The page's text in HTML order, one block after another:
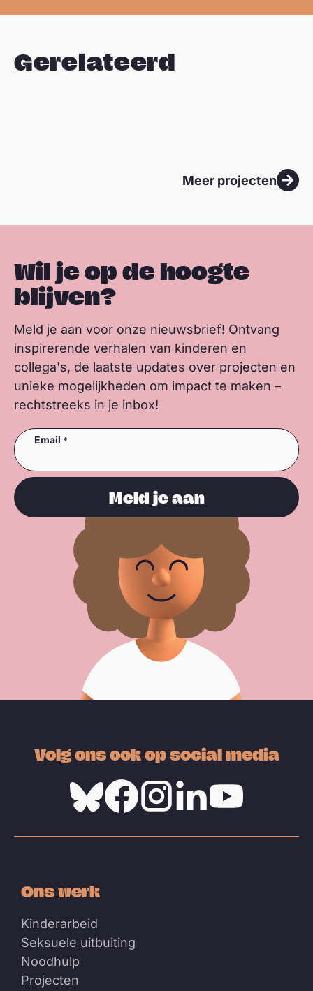
Gerelateerd
Meer projecten
Wil je op de hoogte
blijven?
Meld je aan voor onze nieuwsbrief! Ontvang
inspirerende verhalen van kinderen en
collega's, de laatste updates over projecten en
unieke mogelijkheden om impact te maken –
rechtstreeks in je inbox!
Email
Meld je aan
Volg ons ook op social media
Ons werk
Kinderarbeid
Seksuele uitbuiting
Noodhulp
Projecten